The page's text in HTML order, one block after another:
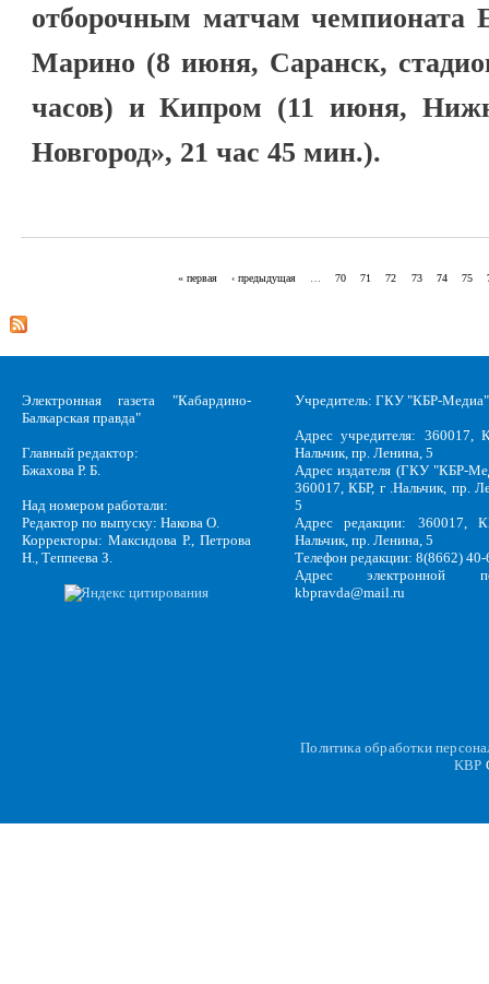
отборочным матчам чемпионата
Марино (8 июня, Саранск,
часов) и Кипром (11 июня,
Новгород», 21 час 45 мин.).
« первая ‹ предыдущая … 70 71 72 73 74 75
Электронная газета "Кабардино-
Балкарская правда"
Главный редактор:
Бжахова Р. Б.
Над номером работали:
Редактор по выпуску: Накова О.
Корректоры: Максидова Р., Петрова
Н., Теппеева З.
Учредитель: ГКУ "КБР-Медиа"
Адрес учредителя: 360017,
Нальчик, пр. Ленина, 5
Адрес издателя (ГКУ "КБР-
360017, КБР, г .Нальчик, пр.
5
Адрес редакции: 360017,
Нальчик, пр. Ленина, 5
Телефон редакции: 8(8662)
Адрес электронной
kbpravda@mail.ru
Политика обработки
KBP